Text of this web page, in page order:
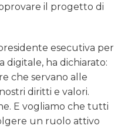
il progetto di
esecutiva per
digitale, ha dichiarato:
che servano alle
diritti e valori.
E vogliamo che tutti
un ruolo attivo